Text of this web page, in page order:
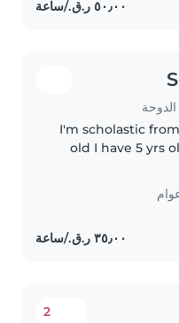
I'm scholastic
old I have 5 yrs
also a
2